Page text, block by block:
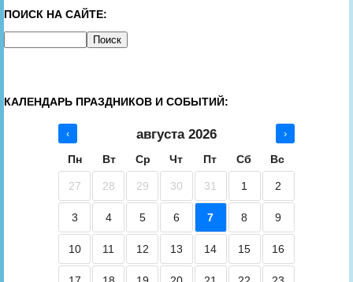
ПОИСК НА САЙТЕ:
КАЛЕНДАРЬ ПРАЗДНИКОВ И СОБЫТИЙ:
‹ августа 2026 ›
Пн Вт Ср Чт Пт Сб Вс
27 28 29 30 31 1 2
3 4 5 6 7 8 9
10 11 12 13 14 15 16